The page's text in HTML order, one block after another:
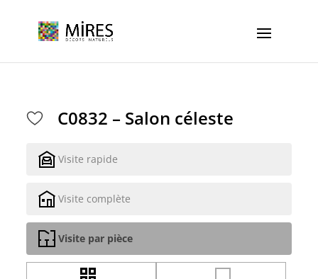
C0832 – Salon céleste
Visite rapide
Visite complète
Visite par pièce